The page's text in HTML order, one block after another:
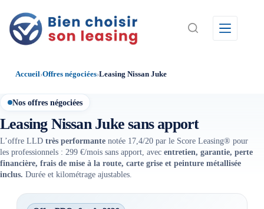
contenu
Accueil›Offres négociées›Leasing Nissan Juke
Nos offres négociées
Leasing Nissan Juke sans apport
L’offre LLD très performante notée 17,4/20 par le Score Leasing® pour
les professionnels : 299 €/mois sans apport, avec entretien, garantie, perte
financière, frais de mise à la route, carte grise et peinture métallisée
inclus. Durée et kilométrage ajustables.